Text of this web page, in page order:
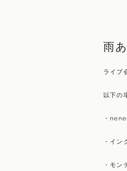
雨
ライブ
以下の
・
・イン
・モン